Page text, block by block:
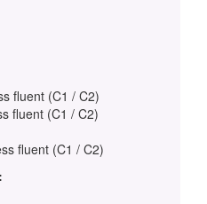
fluent (C1 / C2)
fluent (C1 / C2)
fluent (C1 / C2)